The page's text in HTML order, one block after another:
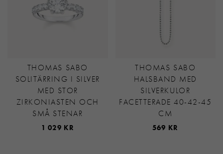
THOMAS SABO
SOLITÄRRING I SILVER
MED STOR
ZIRKONIASTEN OCH
SMÅ STENAR
1 029 KR
THOMAS SABO
HALSBAND MED
SILVERKULOR
FACETTERADE 40-42-45
CM
569 KR